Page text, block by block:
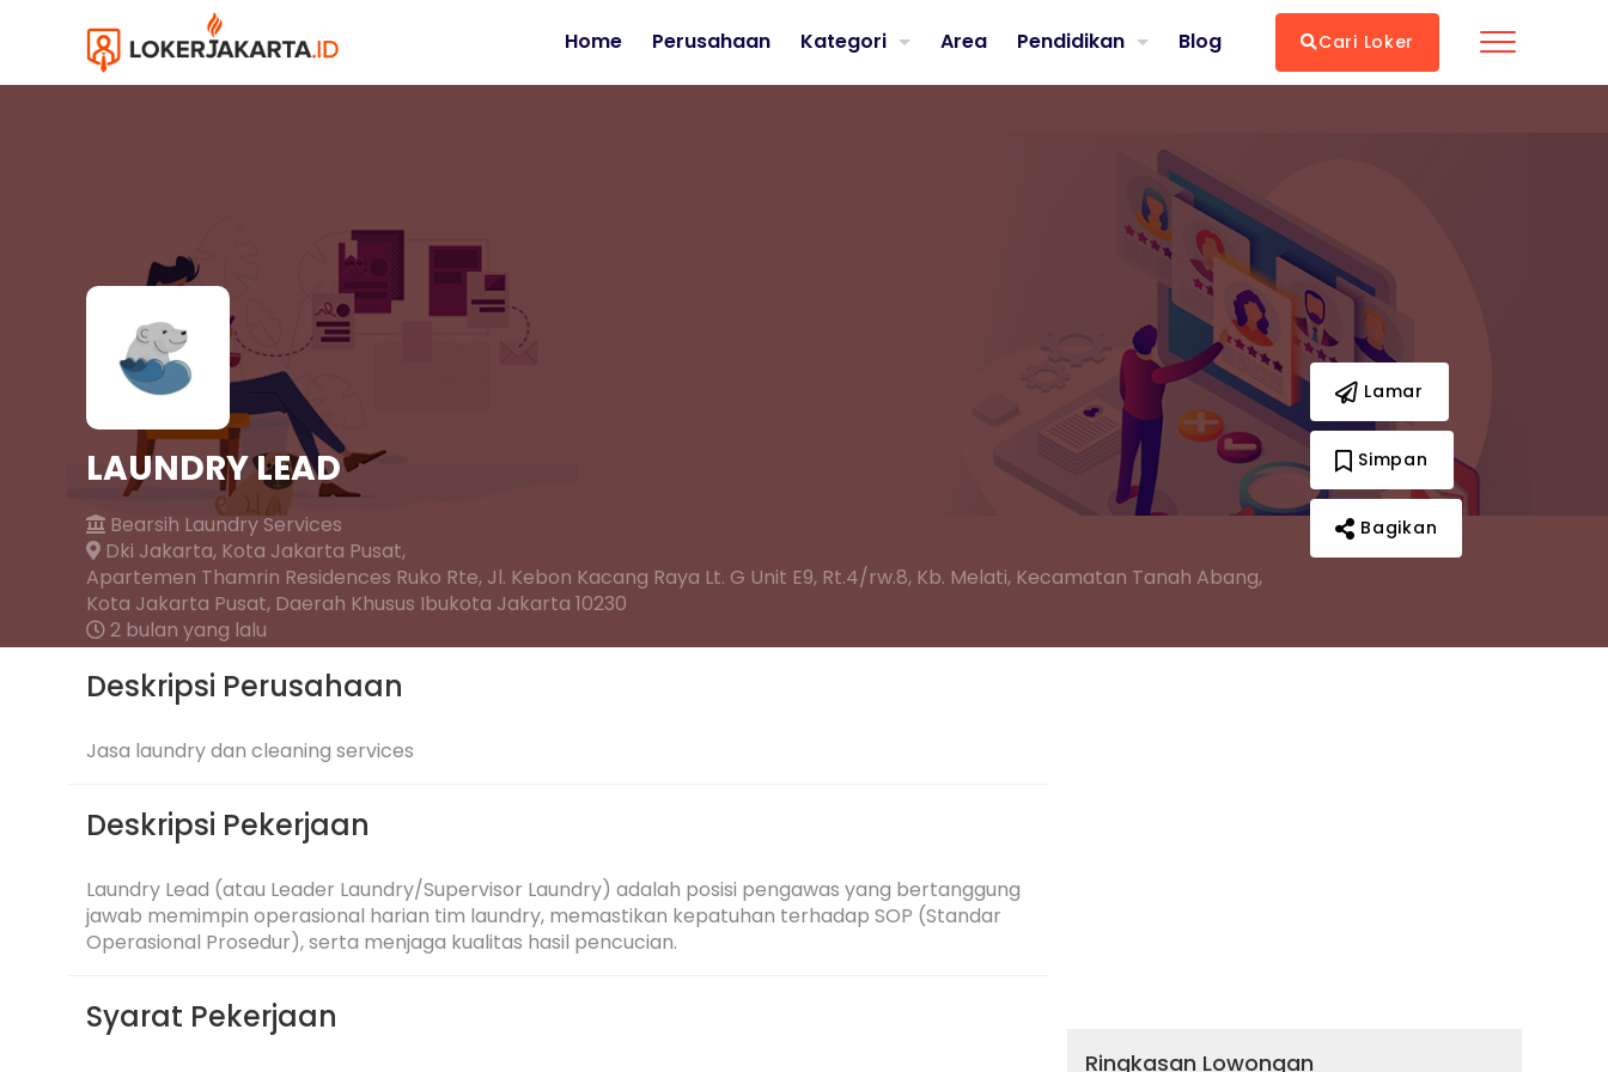
LAUNDRY LEAD
Bearsih Laundry Services
Dki Jakarta, Kota Jakarta Pusat,
Apartemen Thamrin Residences Ruko Rte, Jl. Kebon Kacang Raya Lt. G Unit E9, Rt.4/rw.8, Kb. Melati, Kecamatan Tanah Abang,
Kota Jakarta Pusat, Daerah Khusus Ibukota Jakarta 10230
2 bulan yang lalu
Lamar
Simpan
Bagikan
Home Perusahaan Kategori Area Pendidikan Blog Cari Loker
Deskripsi Perusahaan
Jasa laundry dan cleaning services
Deskripsi Pekerjaan
Laundry Lead (atau Leader Laundry/Supervisor Laundry) adalah posisi pengawas yang bertanggung
jawab memimpin operasional harian tim laundry, memastikan kepatuhan terhadap SOP (Standar
Operasional Prosedur), serta menjaga kualitas hasil pencucian.
Syarat Pekerjaan
Ringkasan Lowongan